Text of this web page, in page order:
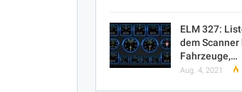
ELM 327:
dem
Fahrzeuge,…
Aug. 4, 2021